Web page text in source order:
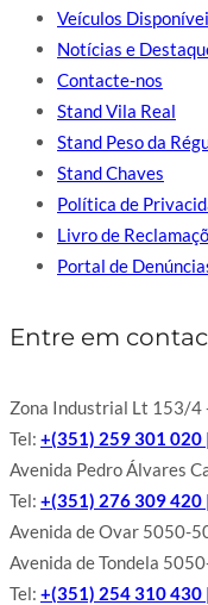
Veículos
Notícias e
Contacte-nos
Stand Vila Real
Stand Peso da
Stand Chaves
Política de
Livro de
Portal de
Entre em
Zona Industrial Lt 153/4
Tel: +(351) 259 301 020
Avenida Pedro Álvares
Tel: +(351) 276 309 420
Avenida de Ovar 5050-
Avenida de Tondela
Tel: +(351) 254 310 430